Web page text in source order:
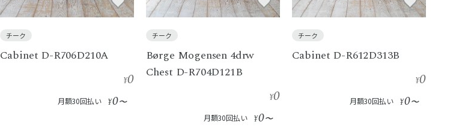
チーク
Cabinet D-R706D210A
¥0
月額30回払い ¥0〜
チーク
Børge Mogensen 4drw
Chest D-R704D121B
¥0
月額30回払い ¥0〜
チーク
Cabinet D-R612D313B
¥0
月額30回払い ¥0〜